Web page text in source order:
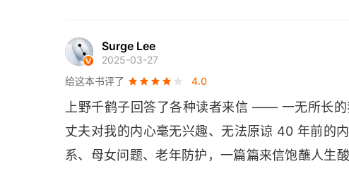
28. 我担心儿子儿媳的夫妻关系
29. 姐姐情人的孩子好可怜
31. 对我那酗酒而死的丈夫的思念
只会在委曲求全中变得更加糟糕。有些时候我们
失，有些时候换个视角和思维方式或许就有所不
被太多的刻板印象和偏见等外部因素所蒙蔽双眼
生角色和过往经历，或许让我们早已习惯于某些
从而忽视了更多可能性的出现，也可能就此错失
的愤怒，要学会接住女性的愤怒。最近听到有位
Surge Lee
2025-03-27
给这本书评了
4.0
上野千鹤子回答了各种读者来信 —— 一无所长
丈夫对我的内心毫无兴趣、无法原谅 40 年前的
系、母女问题、老年防护，一篇篇来信饱蘸人生